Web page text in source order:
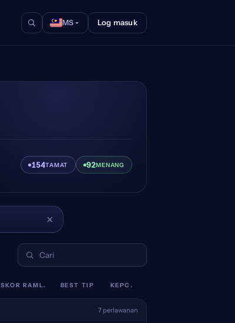
MS Log masuk
154TAMAT 92MENANG
×
SKOR RAML. BEST TIP KEPC.
7 perlawanan